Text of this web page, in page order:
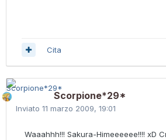
Cita
Scorpione*29*
Inviato 11 marzo 2009, 19:01
Waaahhh!!! Sakura-Himeeeeee!!!! xD